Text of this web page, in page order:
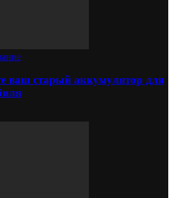
ваш старый аккумулятор для